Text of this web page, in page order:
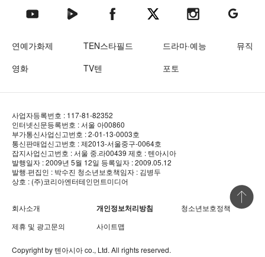
텐아시아 유튜브텐아시아 네이버TV텐아시아 페이스북텐아시아 엑스텐아시아 인스타그램
텐아시아
연예가화제 TEN스타필드 드라마·예능
뮤직
영화
TV텐 포토
사업자등록번호 : 117-81-82352
인터넷신문등록번호 : 서울 아00860
부가통신사업신고번호 : 2-01-13-0003호
통신판매업신고번호 : 제2013-서울중구-0064호
잡지사업신고번호 : 서울 중.라00439 제호 : 텐아시아
발행일자 : 2009년 5월 12일 등록일자 : 2009.05.12
발행·편집인 : 박수진 청소년보호책임자 : 김병두
상호 : (주)코리아엔터테인먼트미디어
회사소개 개인정보처리방침
청소년보호정책
제휴 및 광고문의
사이트맵
Copyright by 텐아시아co., Ltd. All rights reserved.
상단 바로